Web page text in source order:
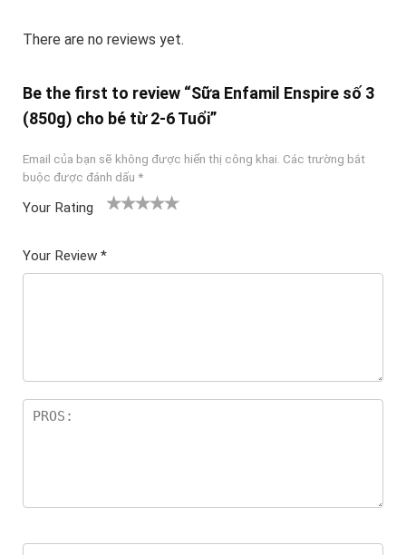
There are no reviews yet.
Be the first to review “Sữa Enfamil Enspire số 3
(850g) cho bé từ 2-6 Tuổi”
Email của bạn sẽ không được hiển thị công khai. Các trường bắt
buộc được đánh dấu *
Your Rating
ê
5
Your Review *